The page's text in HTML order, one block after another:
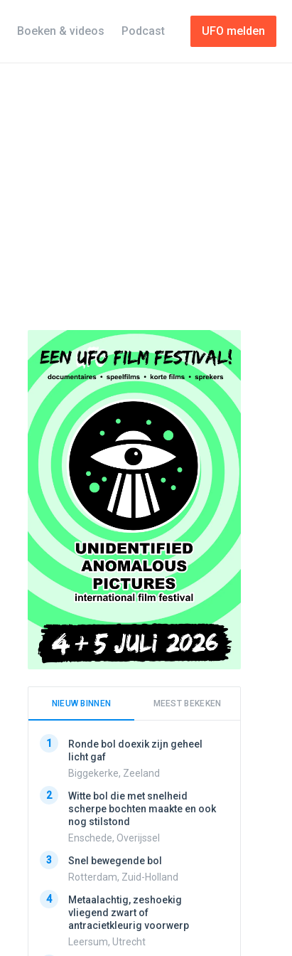
UFO melden
Boeken & videos Podcast
NIEUW BINNEN MEEST BEKEKEN
1
Ronde bol doexik zijn geheel
licht gaf
Biggekerke, Zeeland
2
Witte bol die met snelheid
scherpe bochten maakte en ook
nog stilstond
Enschede, Overijssel
3
Snel bewegende bol
Rotterdam, Zuid-Holland
4
Metaalachtig, zeshoekig
vliegend zwart of
antracietkleurig voorwerp
Leersum, Utrecht